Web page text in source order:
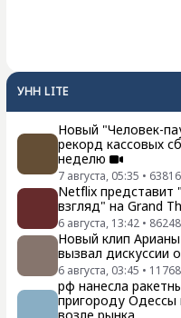
УНН LITE
Новый "Человек-
рекорд кассовых
неделю
7 августа, 05:35 • 63816
Netflix представит
взгляд" на Grand
6 августа, 13:42 • 86248
Новый клип
вызвал дискуссии
6 августа, 03:45 •
рф нанесла
пригороду